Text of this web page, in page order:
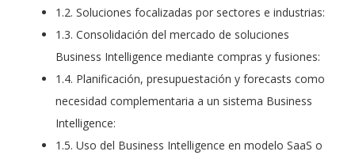
1.2. Soluciones focalizadas por sectores e industrias:
1.3. Consolidación del mercado de soluciones
Business Intelligence mediante compras y fusiones:
1.4. Planificación, presupuestación y forecasts como
necesidad complementaria a un sistema Business
Intelligence:
1.5. Uso del Business Intelligence en modelo SaaS o